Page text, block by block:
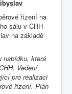
řízení na
sálu v CHH
na základě
nabídku, která
Vedení
pro realizaci
řízení. Plán